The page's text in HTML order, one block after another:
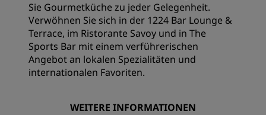
Sie Gourmetküche zu jeder Gelegenheit.
Verwöhnen Sie sich in der 1224 Bar Lounge &
Terrace, im Ristorante Savoy und in The
Sports Bar mit einem verführerischen
Angebot an lokalen Spezialitäten und
internationalen Favoriten.
WEITERE INFORMATIONEN